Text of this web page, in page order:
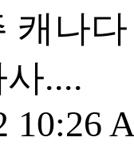
캐나
....
10:26